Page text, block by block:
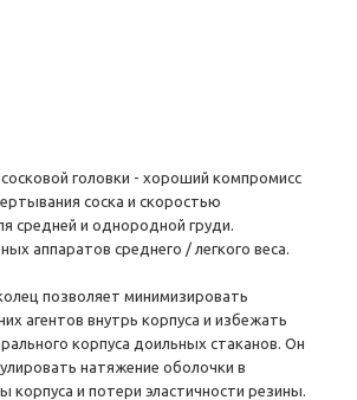
головки - хороший компромисс
соска и скоростью
средней и однородной груди.
аппаратов среднего / легкого веса.
позволяет минимизировать
агентов внутрь корпуса и избежать
корпуса доильных стаканов. Он
натяжение оболочки в
корпуса и потери эластичности резины.